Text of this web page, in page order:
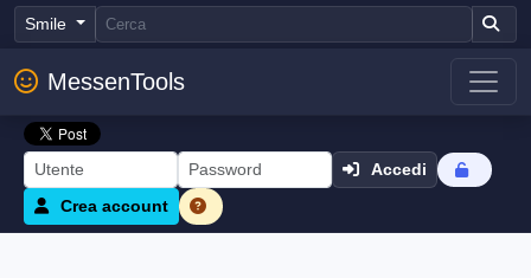
Smile
MessenTools
Accedi
Crea account